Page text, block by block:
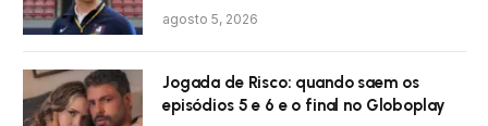
agosto 5, 2026
Jogada de Risco: quando saem os
episódios 5 e 6 e o final no Globoplay